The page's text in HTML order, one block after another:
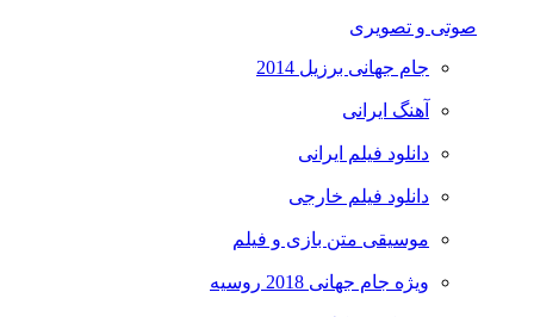
صوتی و تصویری
جام جهانی برزیل 2014
آهنگ ایرانی
دانلود فیلم ایرانی
دانلود فیلم خارجی
موسیقی متن بازی و فیلم
ویژه جام جهانی 2018 روسیه